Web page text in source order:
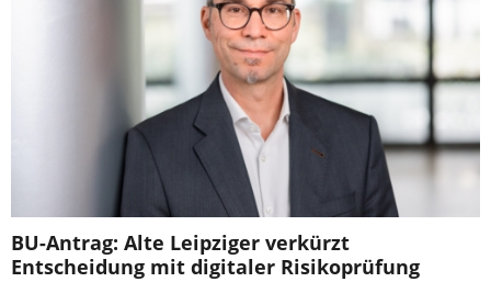
BU-Antrag: Alte Leipziger verkürzt
Entscheidung mit digitaler Risikoprüfung